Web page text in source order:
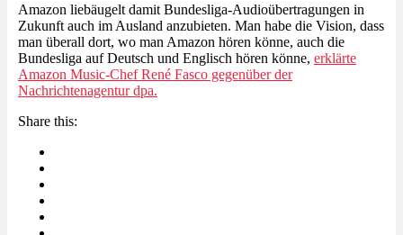
Amazon liebäugelt damit Bundesliga-Audioübertragungen in
Zukunft auch im Ausland anzubieten. Man habe die Vision, dass
man überall dort, wo man Amazon hören könne, auch die
Bundesliga auf Deutsch und Englisch hören könne, erklärte
Amazon Music-Chef René Fasco gegenüber der
Nachrichtenagentur dpa.
Share this: